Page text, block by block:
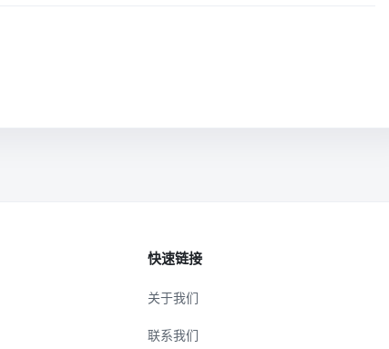
快速链接
关于我们
联系我们